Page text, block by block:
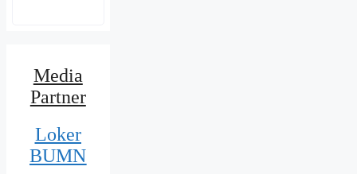
Media
Partner
Loker
BUMN